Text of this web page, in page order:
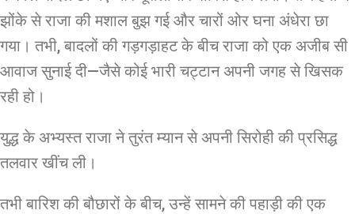
झोंके से राजा की मशाल बुझ गई और चारों ओर घना अंधेरा छा
गया। तभी, बादलों की गड़गड़ाहट के बीच राजा को एक अजीब सी
आवाज सुनाई दी—जैसे कोई भारी चट्टान अपनी जगह से खिसक
रही हो।
युद्ध के अभ्यस्त राजा ने तुरंत म्यान से अपनी सिरोही की प्रसिद्ध
तलवार खींच ली।
तभी बारिश की बौछारों के बीच, उन्हें सामने की पहाड़ी की एक